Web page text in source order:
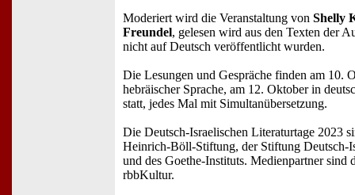
Moderiert wird die Veranstaltung von Shelly
Freundel, gelesen wird aus den Texten der
nicht auf Deutsch veröffentlicht wurden.
Die Lesungen und Gespräche finden am 10.
hebräischer Sprache, am 12. Oktober in
statt, jedes Mal mit Simultanübersetzung.
Die Deutsch-Israelischen Literaturtage 2023
Heinrich-Böll-Stiftung, der Stiftung Deutsch-
und des Goethe-Instituts. Medienpartner sind
rbbKultur.